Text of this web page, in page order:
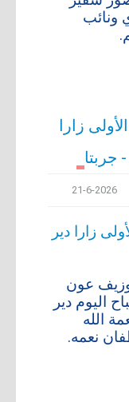
ونائب
زارا
جربتا
21-6-2026
عون
اليوم دير
الله
نعمه.